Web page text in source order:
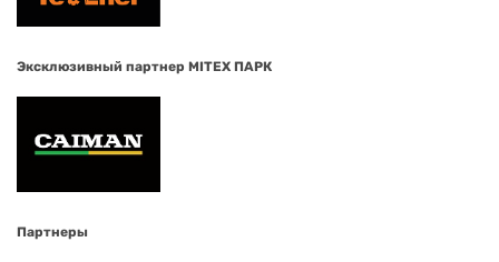
Эксклюзивный партнер MITEX ПАРК
Партнеры